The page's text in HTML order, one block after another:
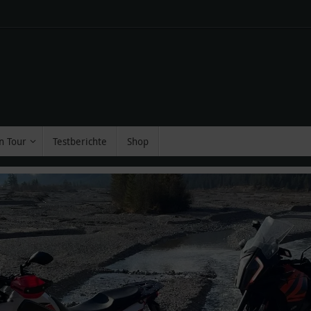
Tour Testberichte Shop